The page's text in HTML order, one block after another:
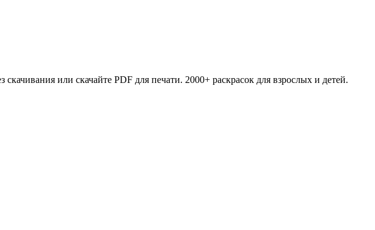
или скачайте PDF для печати. 2000+ раскрасок для взрослых и детей.